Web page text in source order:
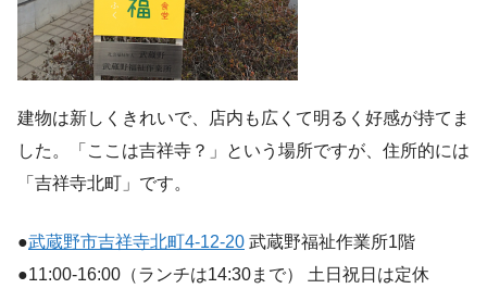
建物は新しくきれいで、店内も広くて明るく好感が持てま
した。「ここは吉祥寺？」という場所ですが、住所的には
「吉祥寺北町」です。
●武蔵野市吉祥寺北町4-12-20 武蔵野福祉作業所1階
●11:00-16:00（ランチは14:30まで） 土日祝日は定休